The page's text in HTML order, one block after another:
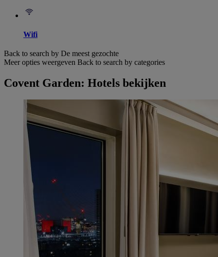
Wifi
Back to search by De meest gezochte
Meer opties weergeven Back to search by categories
Covent Garden: Hotels bekijken